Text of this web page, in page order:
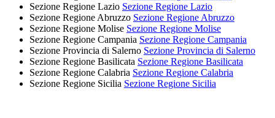
Sezione Regione Lazio Sezione Regione Lazio
Sezione Regione Abruzzo Sezione Regione Abruzzo
Sezione Regione Molise Sezione Regione Molise
Sezione Regione Campania Sezione Regione Campania
Sezione Provincia di Salerno Sezione Provincia di Salerno
Sezione Regione Basilicata Sezione Regione Basilicata
Sezione Regione Calabria Sezione Regione Calabria
Sezione Regione Sicilia Sezione Regione Sicilia